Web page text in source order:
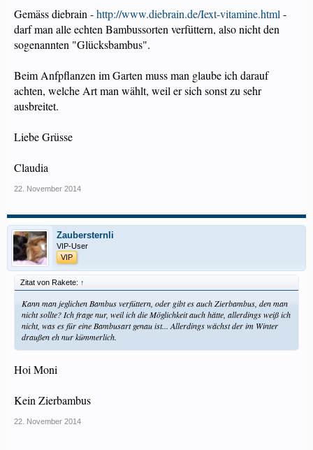
Gemäss diebrain -http://www.diebrain.de/Iext-vitamine.html -
darf man alle echten Bambussorten verfüttern, also nicht den
sogenannten "Glücksbambus".
Beim Anfpflanzen im Garten muss man glaube ich darauf
achten, welche Art man wählt, weil er sich sonst zu sehr
ausbreitet.
Liebe Grüsse
Claudia
22. November 2014
Zaubersternli
VIP-User
VIP
Zitat von Rakete: ↑
Kann man jeglichen Bambus verfüttern, oder gibt es auch Zierbambus, den man
nicht sollte? Ich frage nur, weil ich die Möglichkeit auch hätte, allerdings weiß ich
nicht, was es für eine Bambusart genau ist... Allerdings wächst der im Winter
draußen eh nur kümmerlich.
Hoi Moni
Kein Zierbambus
22. November 2014